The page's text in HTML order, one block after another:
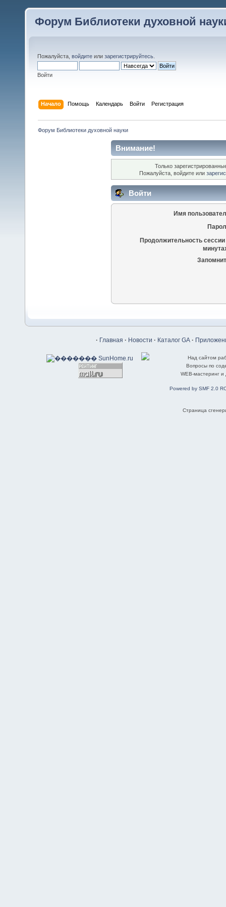
Форум Библиотеки духовной
Пожалуйста, войдите или зарегистрируйтесь
Войти
Начало Помощь Календарь Войти Регистрация
Форум Библиотеки духовной науки
Внимание!
Только
Пожалуйста, войдите или
Войти
Имя
Продолжительность сессии
· Главная · Новости · Каталог GA ·
Над сайтом
Вопросы по
WEB-мастеринг
Powered by SMF 2.0
Страница